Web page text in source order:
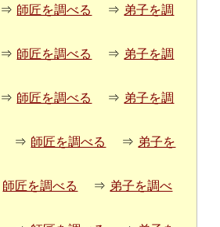
⇒ 師匠を調べる ⇒ 弟子を調
⇒ 師匠を調べる ⇒ 弟子を調
⇒ 師匠を調べる ⇒ 弟子を調
⇒ 師匠を調べる ⇒ 弟子を
師匠を調べる ⇒ 弟子を調べ